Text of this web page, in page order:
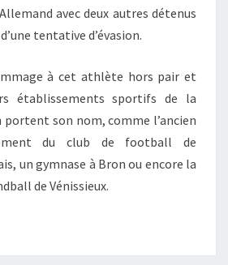
avec deux autres détenus
tentative d’évasion.
à cet athlète hors pair et
établissements sportifs de la
portent son nom, comme l’ancien
du club de football de
un gymnase à Bron ou encore la
de Vénissieux.